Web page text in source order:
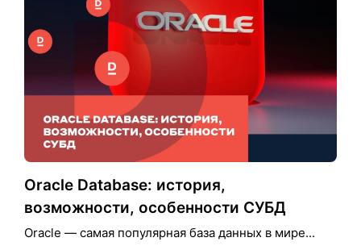
Oracle Database: история,
возможности, особенности СУБД
Oracle — самая популярная база данных в мире...